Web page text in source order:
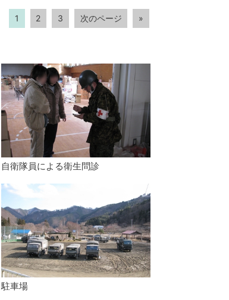
1 2 3 次のページ »
自衛隊員による衛生問診
駐車場